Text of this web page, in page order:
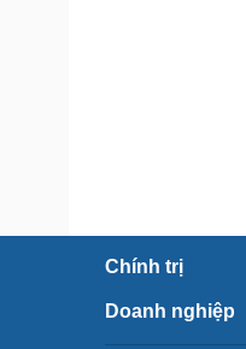
Chính trị
Doanh nghiệp